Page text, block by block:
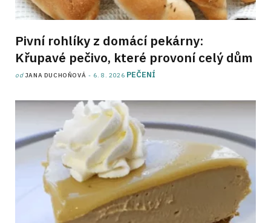
Pivní rohlíky z domácí pekárny:
Křupavé pečivo, které provoní celý dům
od JANA DUCHOŇOVÁ 6. 8. 2026 PEČENÍ